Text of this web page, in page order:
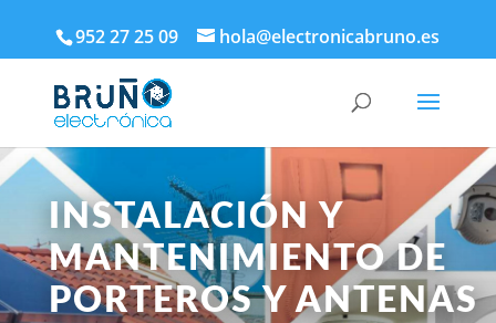
952 27 25 09 hola@electronicabruno.es
INSTALACIÓN Y
MANTENIMIENTO DE
PORTEROS Y ANTENAS